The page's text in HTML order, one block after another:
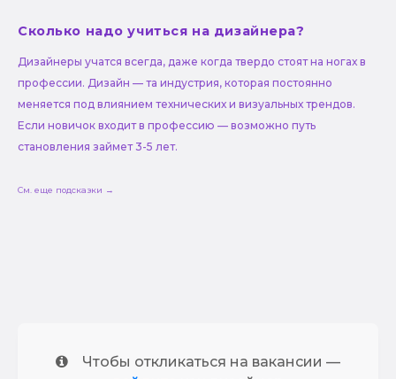
Сколько надо учиться на дизайнера?
Дизайнеры учатся всегда, даже когда твердо стоят на ногах в
профессии. Дизайн — та индустрия, которая постоянно
меняется под влиянием технических и визуальных трендов.
Если новичок входит в профессию — возможно путь
становления займет 3-5 лет.
См. еще подсказки →
Чтобы откликаться на вакансии —